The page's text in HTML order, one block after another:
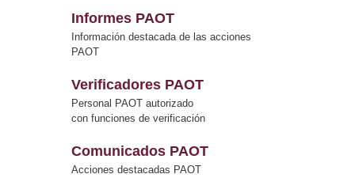
Informes PAOT
Información destacada de las acciones
PAOT
Verificadores PAOT
Personal PAOT autorizado
con funciones de verificación
Comunicados PAOT
Acciones destacadas PAOT